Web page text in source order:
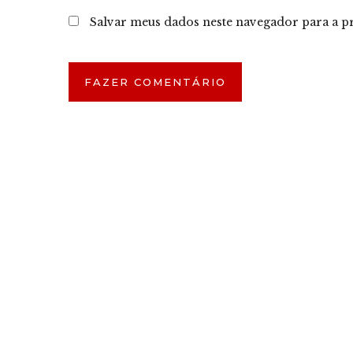
Salvar meus dados neste navegador para a